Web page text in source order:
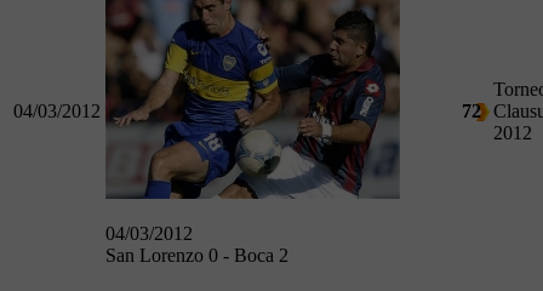
04/03/2012
04/03/2012
San Lorenzo 0 - Boca 2
72
2012